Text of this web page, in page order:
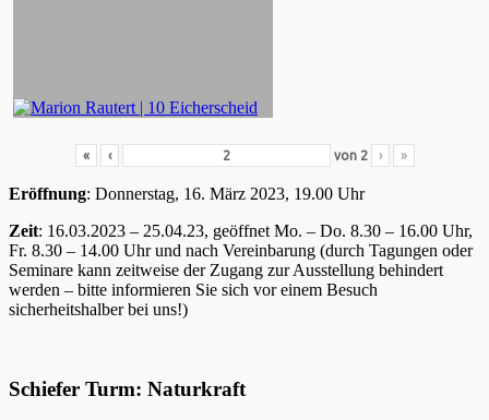
« ‹ von 2 › »
Eröffnung: Donnerstag, 16. März 2023, 19.00 Uhr
Zeit: 16.03.2023 – 25.04.23, geöffnet Mo. – Do. 8.30 – 16.00 Uhr,
Fr. 8.30 – 14.00 Uhr und nach Vereinbarung (durch Tagungen oder
Seminare kann zeitweise der Zugang zur Ausstellung behindert
werden – bitte informieren Sie sich vor einem Besuch
sicherheitshalber bei uns!)
Schiefer Turm: Naturkraft